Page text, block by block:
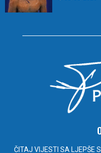
ČITAJ VIJESTI SA LJEPŠE